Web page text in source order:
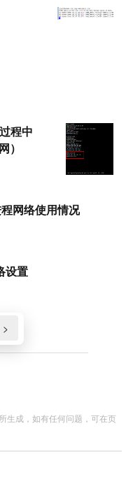
程中
）
网络使用情况
设置
>
生成，如有任何问题，可在页